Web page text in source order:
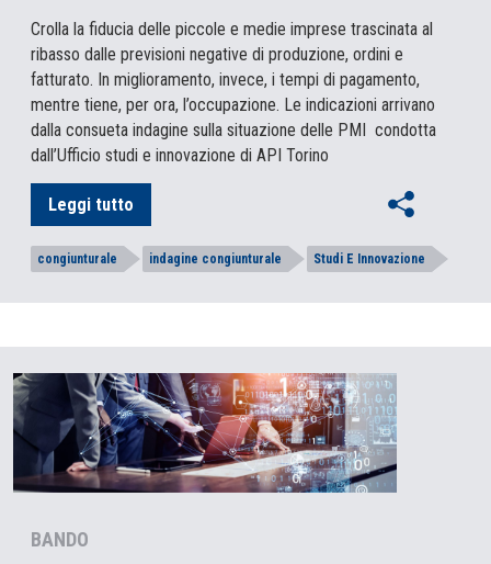
Crolla la fiducia delle piccole e medie imprese trascinata al
ribasso dalle previsioni negative di produzione, ordini e
fatturato. In miglioramento, invece, i tempi di pagamento,
mentre tiene, per ora, l’occupazione. Le indicazioni arrivano
dalla consueta indagine sulla situazione delle PMI condotta
dall’Ufficio studi e innovazione di API Torino
Leggi tutto
congiunturale indagine congiunturale Studi E Innovazione
BANDO